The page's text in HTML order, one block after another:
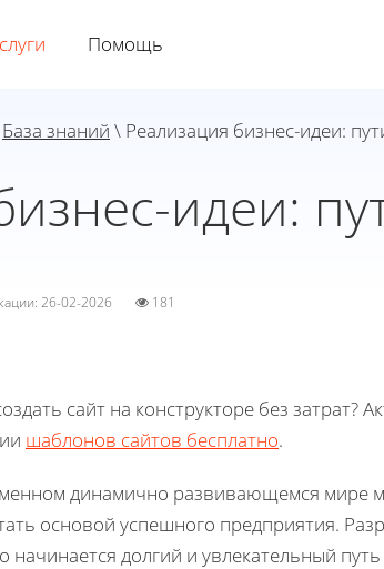
Помощь
База знаний \ Реализация бизнес-идеи:
идеи:
26-02-2026 181
сайт на конструкторе без
шаблонов сайтов бесплатно.
динамично развивающемся мире
основой успешного предприятия.
начинается долгий и увлекательный